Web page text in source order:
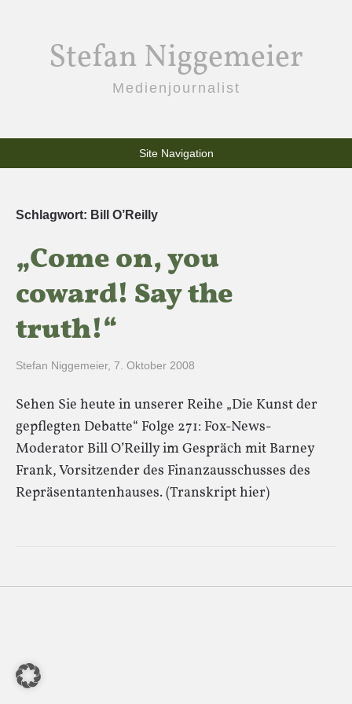
Stefan Niggemeier
Medienjournalist
Site Navigation
Schlagwort: Bill O’Reilly
„Come on, you
coward! Say the
truth!“
Stefan Niggemeier, 7. Oktober 2008
Sehen Sie heute in unserer Reihe „Die Kunst der
gepflegten Debatte“ Folge 271: Fox-News-
Moderator Bill O’Reilly im Gespräch mit Barney
Frank, Vorsitzender des Finanzausschusses des
Repräsentantenhauses. (Transkript hier)